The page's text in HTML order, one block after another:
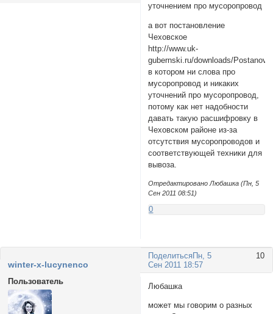
уточнением про мусоропровод
а вот постановление
Чеховское
http://www.uk-
gubernski.ru/downloads/
в котором ни слова про
мусоропровод и никаких
уточнений про мусоропровод,
потому как нет надобности
давать такую расшифровку в
Чеховском районе из-за
отсутствия мусоропроводов и
соответствующей техники для
вывоза.
Отредактировано Любашка (Пн, 5
Сен 2011 08:51)
0
Поделиться 10
Пн, 5
Сен 2011 18:57
winter-x-lucynenco
Пользователь
Любашка
может мы говорим о разных